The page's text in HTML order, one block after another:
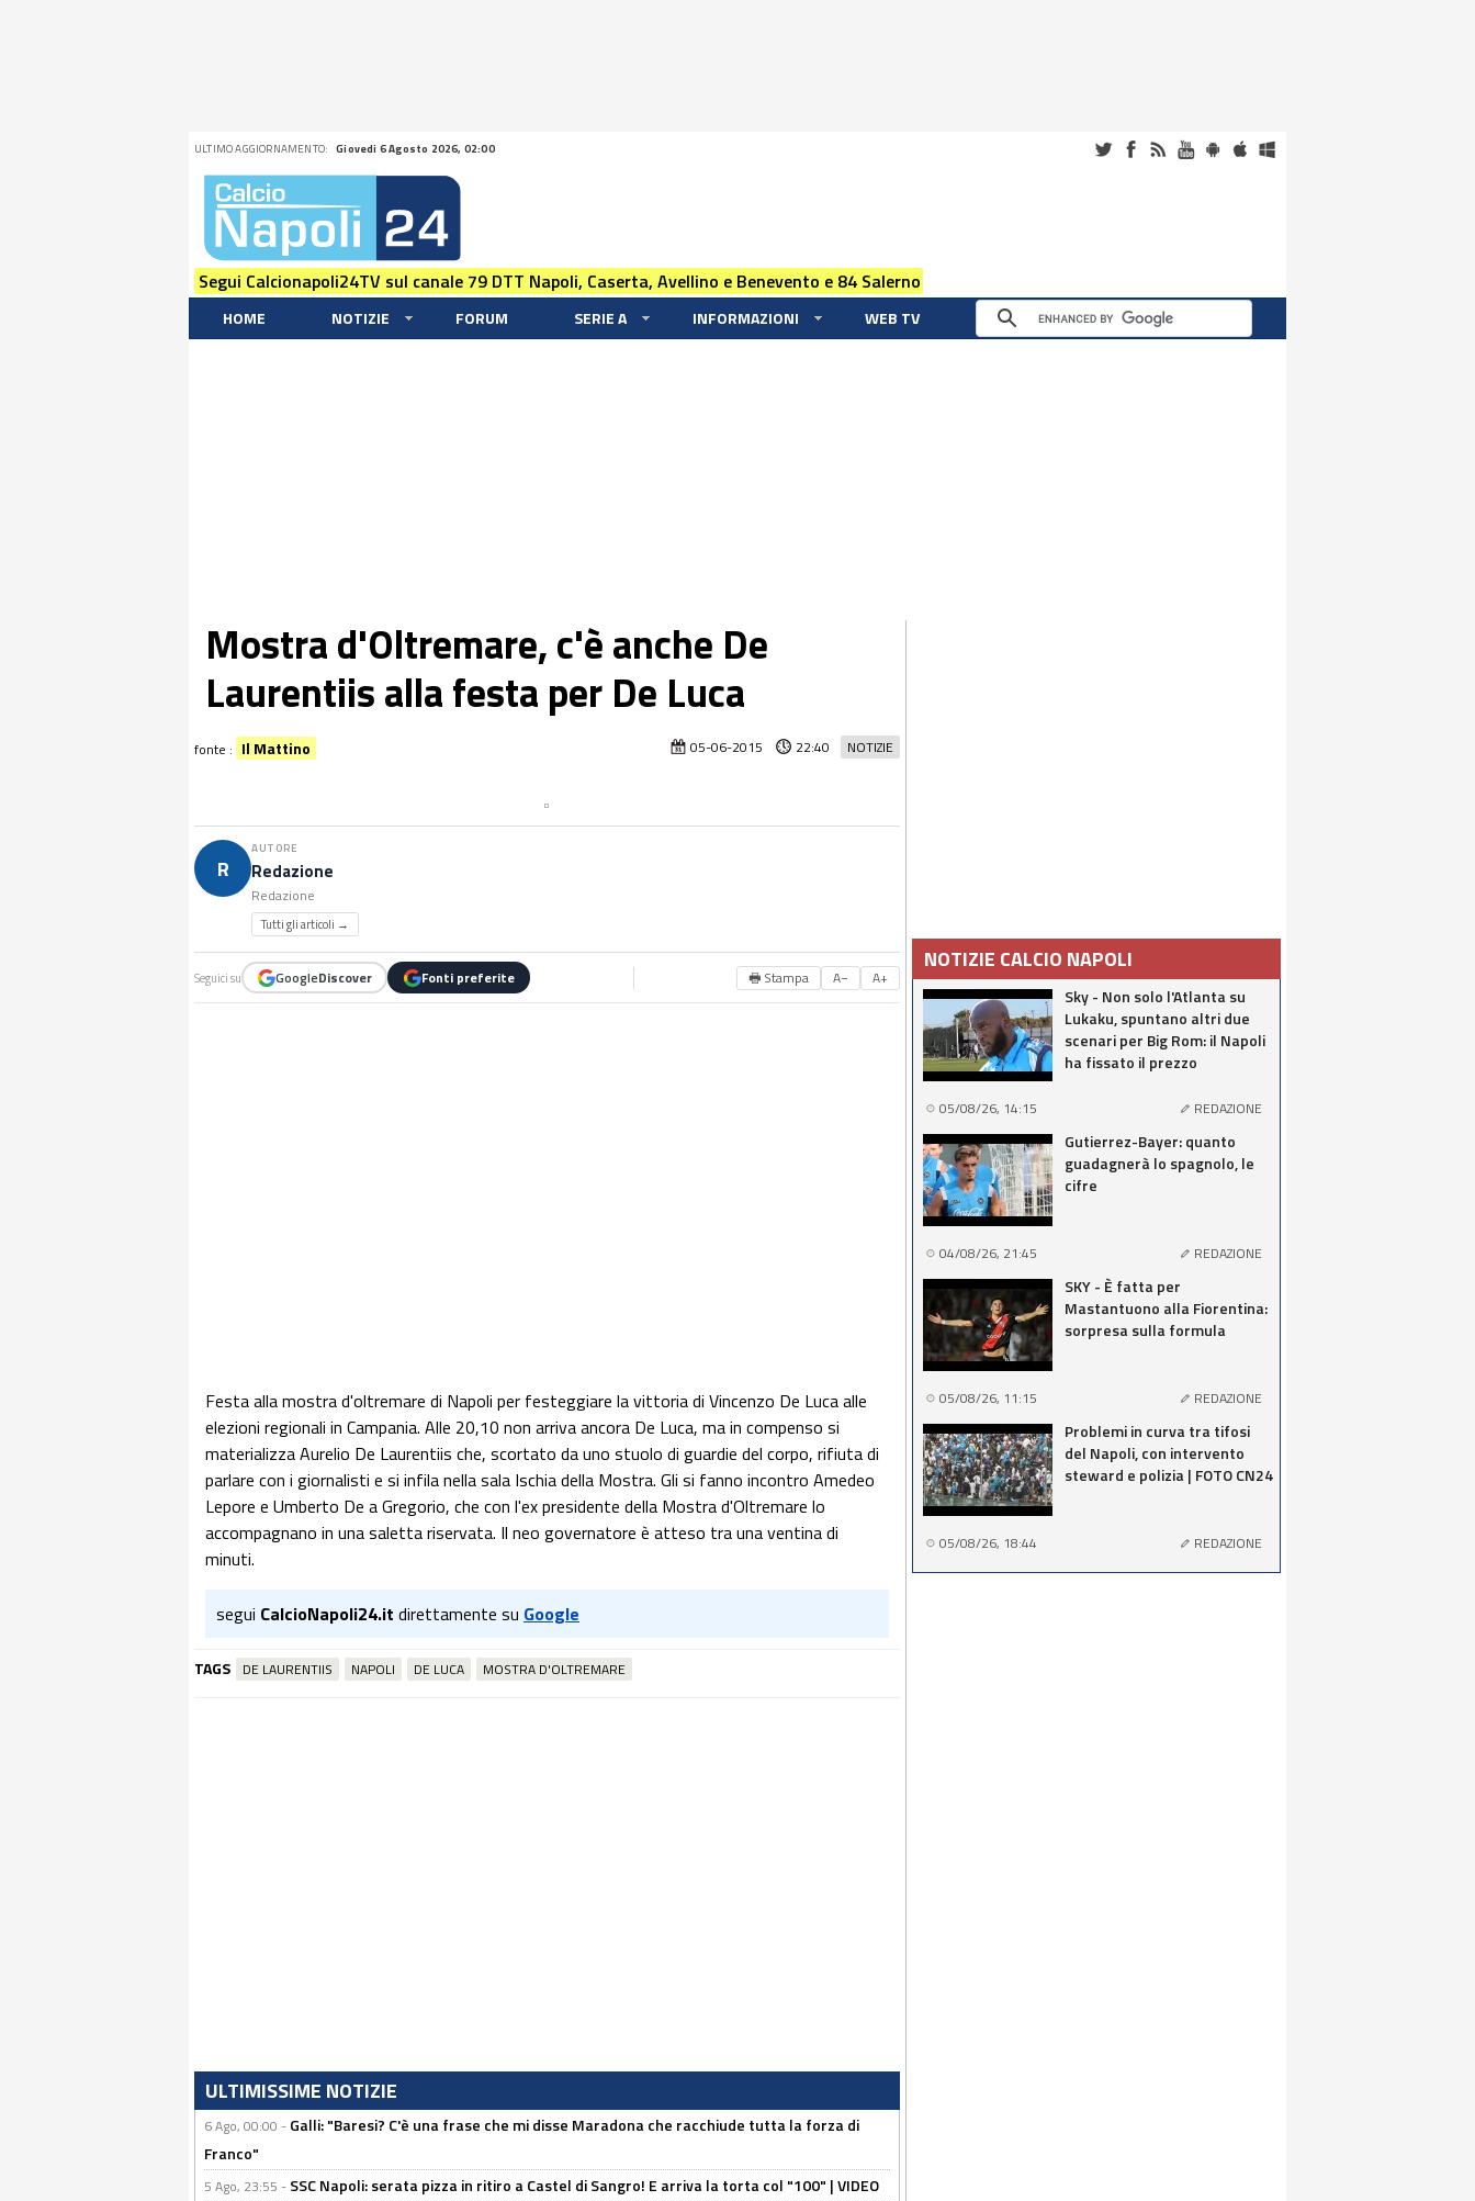
ULTIMO AGGIORNAMENTO: Giovedi 6 Agosto 2026, 02:00
Segui Calcionapoli24TV sul canale 79 DTT Napoli, Caserta, Avellino e Benevento e 84 Salerno
HOME NOTIZIE FORUM SERIE A INFORMAZIONI WEB TV
Mostra d'Oltremare, c'è anche De
Laurentiis alla festa per De Luca
NOTIZIE
05-06-2015 22:40
fonte : Il Mattino
R
AUTORE
Redazione
Redazione
Tutti gli articoli →
Seguici su GoogleDiscover Fonti preferite 🖶 Stampa A− A+
Festa alla mostra d'oltremare di Napoli per festeggiare la vittoria di Vincenzo De Luca alle
elezioni regionali in Campania. Alle 20,10 non arriva ancora De Luca, ma in compenso si
materializza Aurelio De Laurentiis che, scortato da uno stuolo di guardie del corpo, rifiuta di
parlare con i giornalisti e si infila nella sala Ischia della Mostra. Gli si fanno incontro Amedeo
Lepore e Umberto De a Gregorio, che con l'ex presidente della Mostra d'Oltremare lo
accompagnano in una saletta riservata. Il neo governatore è atteso tra una ventina di
minuti.
segui CalcioNapoli24.it direttamente su Google
TAGS DE LAURENTIIS NAPOLI DE LUCA MOSTRA D'OLTREMARE
ULTIMISSIME NOTIZIE
6 Ago, 00:00 - Galli: "Baresi? C'è una frase che mi disse Maradona che racchiude tutta la forza di
Franco"
5 Ago, 23:55 - SSC Napoli: serata pizza in ritiro a Castel di Sangro! E arriva la torta col "100" | VIDEO
NOTIZIE CALCIO NAPOLI
Sky - Non solo l'Atlanta su
Lukaku, spuntano altri due
scenari per Big Rom: il Napoli
ha fissato il prezzo
05/08/26, 14:15 REDAZIONE
Gutierrez-Bayer: quanto
guadagnerà lo spagnolo, le
cifre
04/08/26, 21:45 REDAZIONE
SKY - È fatta per
Mastantuono alla Fiorentina:
sorpresa sulla formula
05/08/26, 11:15 REDAZIONE
Problemi in curva tra tifosi
del Napoli, con intervento
steward e polizia | FOTO CN24
05/08/26, 18:44 REDAZIONE